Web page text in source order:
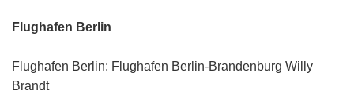
Flughafen Berlin
Flughafen Berlin: Flughafen Berlin-Brandenburg Willy
Brandt